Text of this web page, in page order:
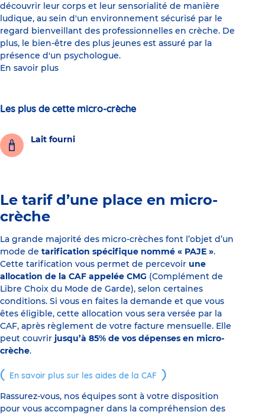
découvrir leur corps et leur sensorialité de manière
ludique, au sein d'un environnement sécurisé par le
regard bienveillant des professionnelles en crèche. De
plus, le bien-être des plus jeunes est assuré par la
présence d'un psychologue.
En savoir plus
Les plus de cette micro-crèche
Lait fourni
Le tarif d’une place en micro-
crèche
La grande majorité des micro-crèches font l’objet d’un
mode de tarification spécifique nommé « PAJE ».
Cette tarification vous permet de percevoir une
allocation de la CAF appelée CMG (Complément de
Libre Choix du Mode de Garde), selon certaines
conditions. Si vous en faites la demande et que vous
êtes éligible, cette allocation vous sera versée par la
CAF, après règlement de votre facture mensuelle. Elle
peut couvrir jusqu’à 85% de vos dépenses en micro-
crèche.
En savoir plus sur les aides de la CAF
Rassurez-vous, nos équipes sont à votre disposition
pour vous accompagner dans la compréhension des